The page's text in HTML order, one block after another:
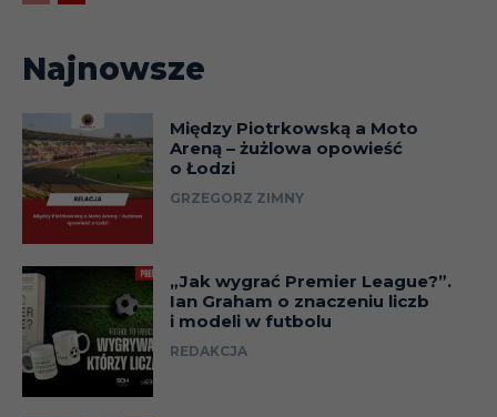
Najnowsze
Między Piotrkowską a Moto
Areną – żużlowa opowieść
o Łodzi
GRZEGORZ ZIMNY
„Jak wygrać Premier League?”.
Ian Graham o znaczeniu liczb
i modeli w futbolu
REDAKCJA